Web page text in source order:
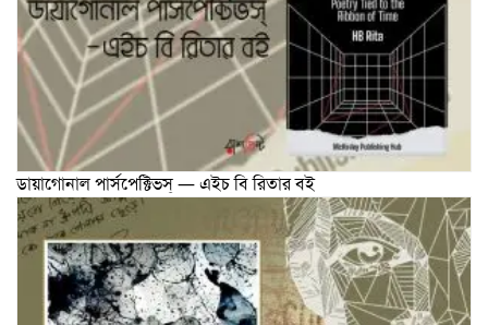
ডায়াগোনাল পার্সপেক্টিভস্ — এইচ বি রিতার বই